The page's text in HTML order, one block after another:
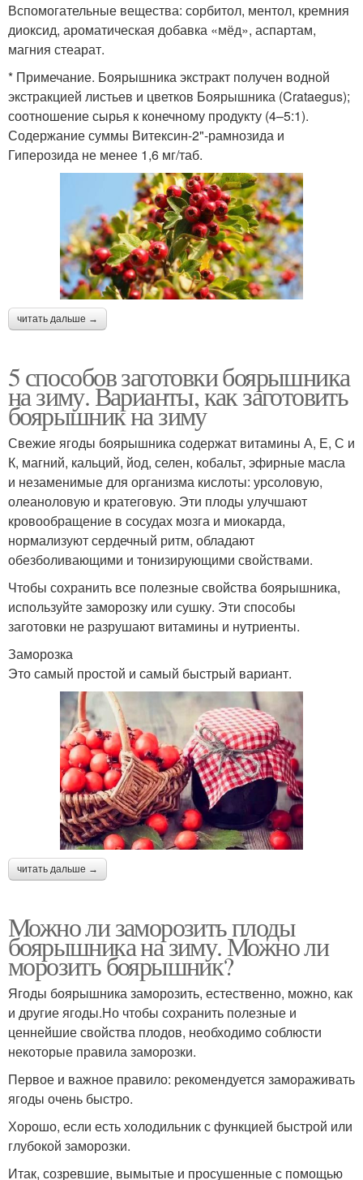
Вспомогательные вещества: сорбитол, ментол, кремния
диоксид, ароматическая добавка «мёд», аспартам,
магния стеарат.
* Примечание. Боярышника экстракт получен водной
экстракцией листьев и цветков Боярышника (Crataegus);
соотношение сырья к конечному продукту (4–5:1).
Содержание суммы Витексин-2"-рамнозида и
Гиперозида не менее 1,6 мг/таб.
читать дальше →
5 способов заготовки боярышника
на зиму. Варианты, как заготовить
боярышник на зиму
Свежие ягоды боярышника содержат витамины А, Е, С и
К, магний, кальций, йод, селен, кобальт, эфирные масла
и незаменимые для организма кислоты: урсоловую,
олеаноловую и кратеговую. Эти плоды улучшают
кровообращение в сосудах мозга и миокарда,
нормализуют сердечный ритм, обладают
обезболивающими и тонизирующими свойствами.
Чтобы сохранить все полезные свойства боярышника,
используйте заморозку или сушку. Эти способы
заготовки не разрушают витамины и нутриенты.
Заморозка
Это самый простой и самый быстрый вариант.
читать дальше →
Можно ли заморозить плоды
боярышника на зиму. Можно ли
морозить боярышник?
Ягоды боярышника заморозить, естественно, можно, как
и другие ягоды.Но чтобы сохранить полезные и
ценнейшие свойства плодов, необходимо соблюсти
некоторые правила заморозки.
Первое и важное правило: рекомендуется замораживать
ягоды очень быстро.
Хорошо, если есть холодильник с функцией быстрой или
глубокой заморозки.
Итак, созревшие, вымытые и просушенные с помощью